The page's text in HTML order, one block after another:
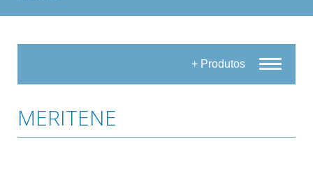
+ Produtos
MERITENE